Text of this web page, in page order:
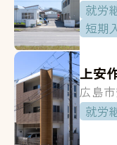
就労
短期
上安
広島
就労